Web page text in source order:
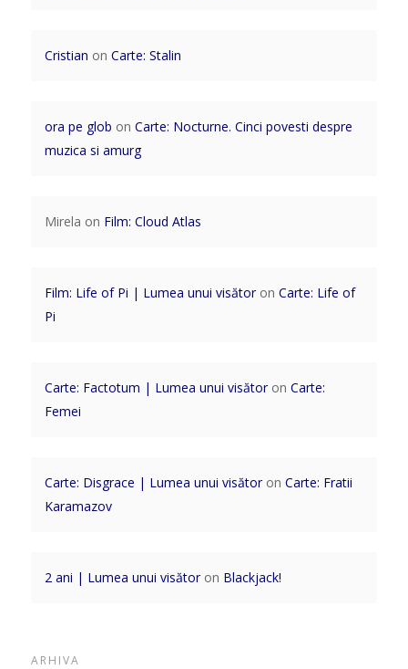
Cristian on Carte: Stalin
ora pe glob on Carte: Nocturne. Cinci povesti despre
muzica si amurg
Mirela on Film: Cloud Atlas
Film: Life of Pi | Lumea unui visătoron Carte: Life of
Pi
Carte: Factotum | Lumea unui visătoron Carte:
Femei
Carte: Disgrace | Lumea unui visătoron Carte: Fratii
Karamazov
2 ani | Lumea unui visătoron Blackjack!
ARHIVA